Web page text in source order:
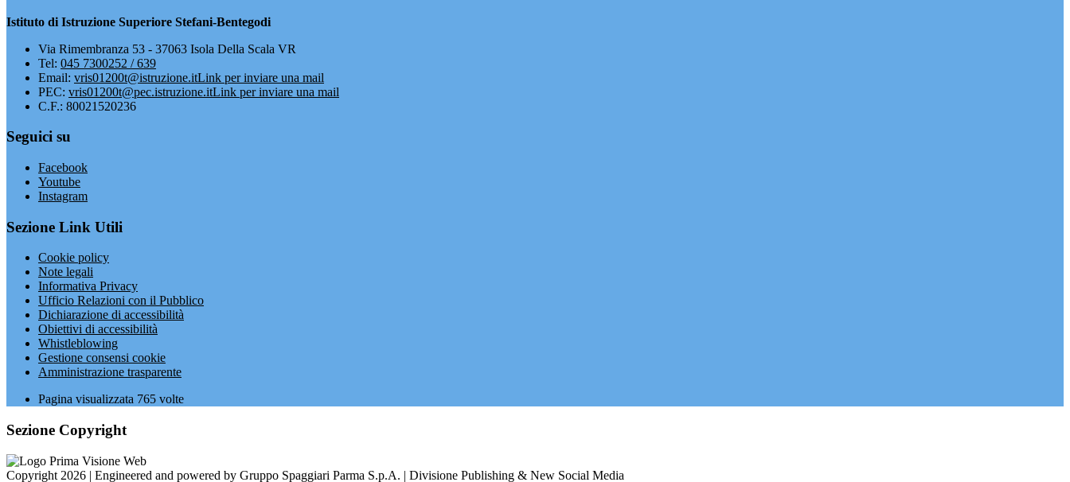
Istituto di Istruzione Superiore Stefani-Bentegodi
Via Rimembranza 53 - 37063 Isola Della Scala VR
Tel: 045 7300252 / 639
Email: vris01200t@istruzione.itLink per inviare una mail
PEC: vris01200t@pec.istruzione.itLink per inviare una mail
C.F.: 80021520236
Seguici su
Facebook
Youtube
Instagram
Sezione Link Utili
Cookie policy
Note legali
Informativa Privacy
Ufficio Relazioni con il Pubblico
Dichiarazione di accessibilità
Obiettivi di accessibilità
Whistleblowing
Gestione consensi cookie
Amministrazione trasparente
Pagina visualizzata 765 volte
Sezione Copyright
Copyright 2026 | Engineered and powered by Gruppo Spaggiari Parma S.p.A. | Divisione Publishing & New Social Media